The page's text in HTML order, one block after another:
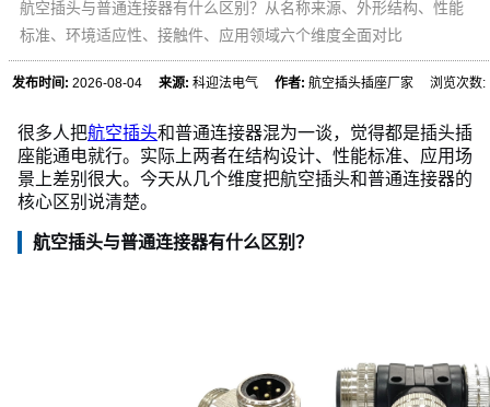
航空插头与普通连接器有什么区别？从名称来源、外形结构、性能
标准、环境适应性、接触件、应用领域六个维度全面对比
发布时间: 2026-08-04来源: 科迎法电气作者: 航空插头插座厂家 浏览次数:
很多人把航空插头和普通连接器混为一谈，觉得都是插头插
座能通电就行。实际上两者在结构设计、性能标准、应用场
景上差别很大。今天从几个维度把航空插头和普通连接器的
核心区别说清楚。
航空插头与普通连接器有什么区别？